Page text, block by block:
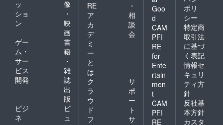
ッ
ショ
ン
像
・
映
画
ゲー
ム・
サー
ビス
開発
書
籍
・
雑
誌
出
版
ビジ
ネ
ビ
ュ
RE
ア
カ
デ
ミ
ー
と
は
・
相
談
会
ク
ラ
ウ
ド
フ
サ
ポ
ー
ト
サ
Goo
d
CAM
PFI
RE
for
Ente
rtain
men
t
CAM
PFI
RE
ポリ
シー
特定商
取引法
に基づ
く表記
情報セ
キュリ
ティ方
針
反社基
本方針
カスタ